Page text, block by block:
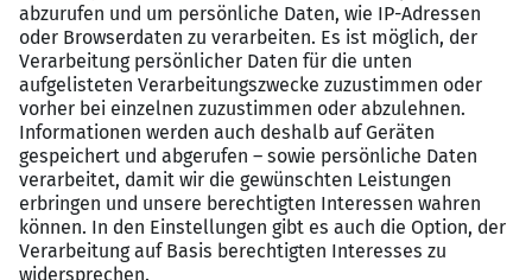
unserer Personalarbeit
Die Stadt Regensburg f&ouml;rdert aktiv die
Gleichstellung aller Mitarbeitenden und bittet
ausdr&uuml;cklich alle Geschlechter um ihre
Bewerbung. Wir begr&uuml;&szlig;en die
Bewerbung aus allen Altersgruppen,
unabh&auml;ngig kultureller und sozialer
Herkunft, Nationalit&auml;t, Religion,
Weltanschauung und sexueller Orientierung.